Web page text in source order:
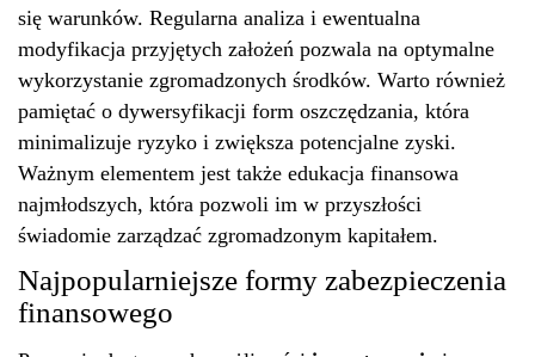
się warunków. Regularna analiza i ewentualna
modyfikacja przyjętych założeń pozwala na optymalne
wykorzystanie zgromadzonych środków. Warto również
pamiętać o dywersyfikacji form oszczędzania, która
minimalizuje ryzyko i zwiększa potencjalne zyski.
Ważnym elementem jest także edukacja finansowa
najmłodszych, która pozwoli im w przyszłości
świadomie zarządzać zgromadzonym kapitałem.
Najpopularniejsze formy zabezpieczenia
finansowego